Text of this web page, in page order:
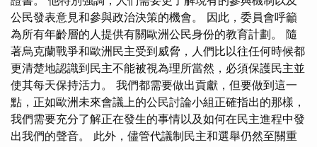
公民發表意見和參與政治決策的機會。 因此，委員會呼籲
為所有年齡層的人提供有關歐洲公民身份的教育計劃。 隨
著烏克蘭戰爭和歐洲民主受到威脅，人們比以往任何時候都
更清楚地認識到民主不能被視為理所當然，必須保護民主並
使其每天保持活力。 我們都需要做出貢獻，但要做到這一
點，正如歐洲未來會議上的公民討論小組正確指出的那樣，
我們需要充分了解正在發生的事情以及如何在民主進程中發
出我們的聲音。 此外，儘管代議制民主和選舉仍然至關重